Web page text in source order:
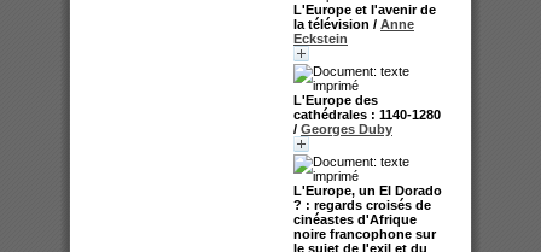
L'Europe et l'avenir de
la télévision / Anne
Eckstein
L'Europe des
cathédrales : 1140-1280
/ Georges Duby
L'Europe, un El Dorado
? : regards croisés de
cinéastes d'Afrique
noire francophone sur
le sujet de l'exil et du